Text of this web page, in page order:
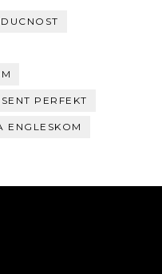
PERFEKT
ENGLESKOM